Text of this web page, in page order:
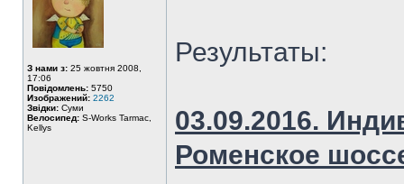
З нами з: 25 жовтня 2008,
17:06
Повідомлень: 5750
Изображений: 2262
Звідки: Суми
Велосипед: S-Works Tarmac,
Kellys
Результаты:
03.09.2016.
Роменское